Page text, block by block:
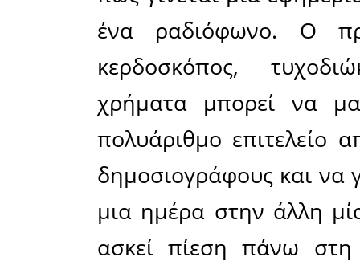
και όχι
Στο
οι